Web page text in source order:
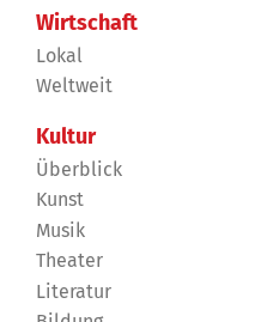
Wirtschaft
Lokal
Weltweit
Kultur
Überblick
Kunst
Musik
Theater
Literatur